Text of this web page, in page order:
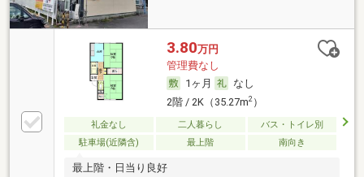
3.80万円
管理費なし
1ヶ月
なし
2階 / 2K（35.27m2）
礼金なし 二人暮らし
バス・トイレ別
駐車場(近隣含)
最上階 南向き
最上階・日当り良好